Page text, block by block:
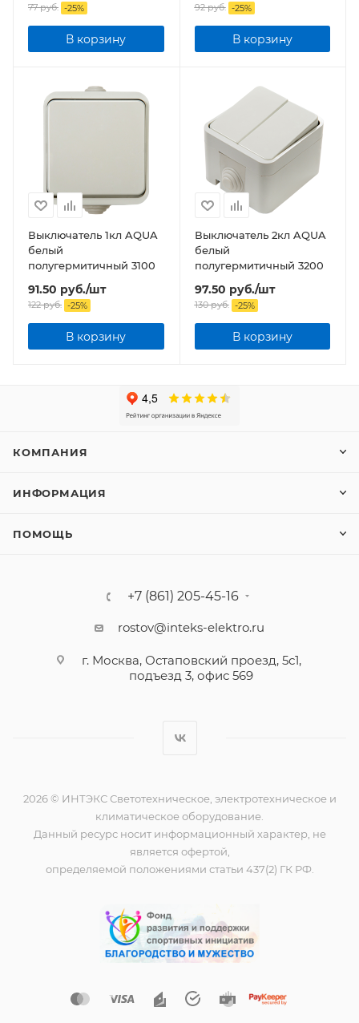
77руб. -25%
В корзину
92руб. -25%
В корзину
Выключатель 1кл AQUA
белый
полугермитичный 3100
91.50 руб./шт
122руб. -25%
В корзину
Выключатель 2кл AQUA
белый
полугермитичный 3200
97.50 руб./шт
130руб. -25%
В корзину
КОМПАНИЯ
ИНФОРМАЦИЯ
ПОМОЩЬ
+7 (861) 205-45-16
rostov@inteks-elektro.ru
г. Москва, Остаповский проезд, 5с1,
подъезд 3, офис 569
2026 © ИНТЭКС Светотехническое, электротехническое и
климатическое оборудование.
Данный ресурс носит информационный характер, не
является офертой,
определяемой положениями статьи 437(2) ГК РФ.